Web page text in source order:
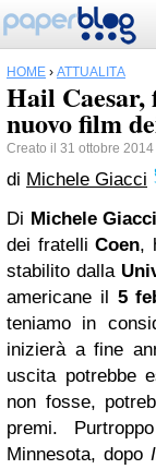
HOME › ATTUALITÀ
Hail Caesar,
nuovo film
Creato il 31 ottobre
di Michele Giacci
Di Michele
dei fratelliCoen,
stabilito dalla
americane il 5
teniamo in
inizierà a fine
uscita potrebbe
non fosse,
premi.
Minnesota, dopo